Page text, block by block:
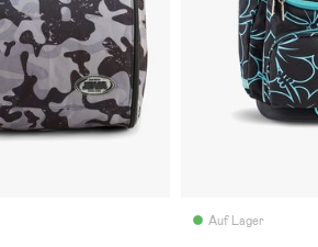
Auf Lager